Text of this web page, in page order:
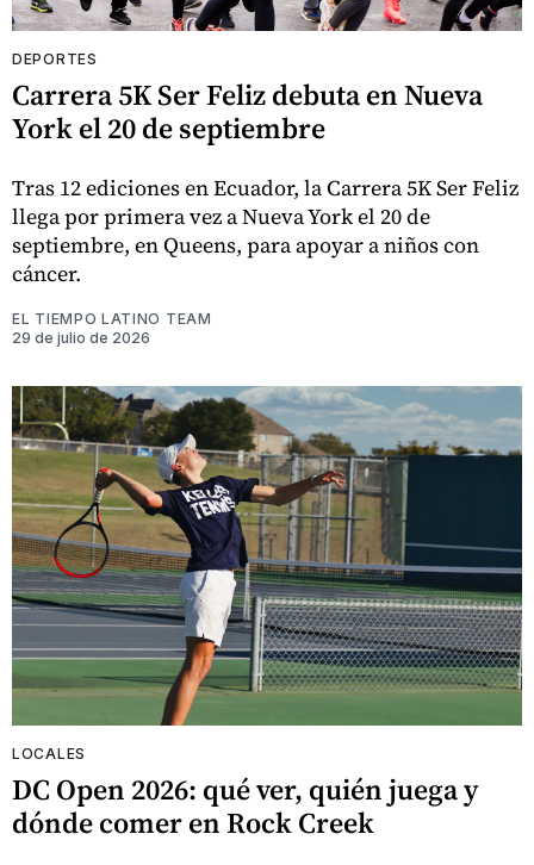
DEPORTES
Carrera 5K Ser Feliz debuta en Nueva
York el 20 de septiembre
Tras 12 ediciones en Ecuador, la Carrera 5K Ser Feliz
llega por primera vez a Nueva York el 20 de
septiembre, en Queens, para apoyar a niños con
cáncer.
EL TIEMPO LATINO TEAM
29 de julio de 2026
LOCALES
DC Open 2026: qué ver, quién juega y
dónde comer en Rock Creek